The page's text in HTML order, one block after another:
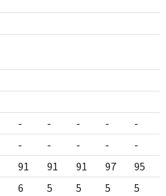
- - - - -
- - - - -
91 91 91 97 95
6 5 5 5 5